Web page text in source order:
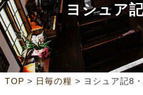
ヨシュア
TOP > 日毎の糧 > ヨシュア記8